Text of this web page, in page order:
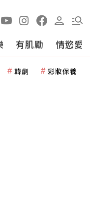
有肌勵 情慾愛
韓劇 彩妝保養